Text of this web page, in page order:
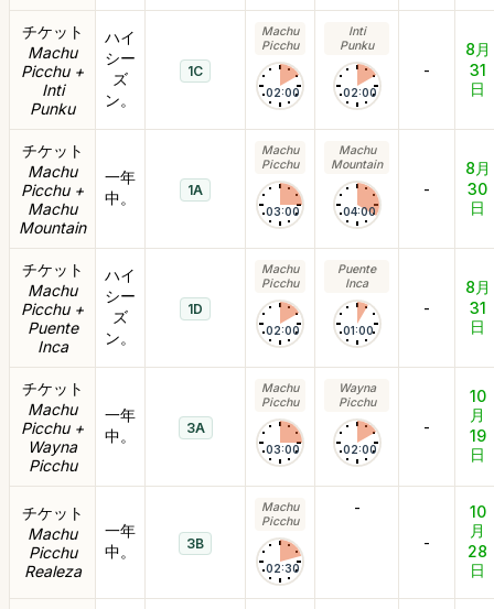
チケット
Machu
Picchu +
Inti
Punku
ハイ
シー
ズ
ン。
1C
Machu
Picchu
02:00
Inti
Punku
02:00
-
8月
31
日
チケット
Machu
Picchu +
Machu
Mountain
一年
中。
1A
Machu
Picchu
03:00
Machu
Mountain
04:00
-
8月
30
日
チケット
Machu
Picchu +
Puente
Inca
ハイ
シー
ズ
ン。
1D
Machu
Picchu
02:00
Puente
Inca
01:00
-
8月
31
日
チケット
Machu
Picchu +
Wayna
Picchu
一年
中。
3A
Machu
Picchu
03:00
Wayna
Picchu
02:00
-
10
月
19
日
チケット
Machu
Picchu
Realeza
一年
中。
3B
Machu
Picchu
02:30
-
-
10
月
28
日